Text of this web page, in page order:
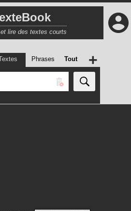
lire des textes courts
Phrases Tout +